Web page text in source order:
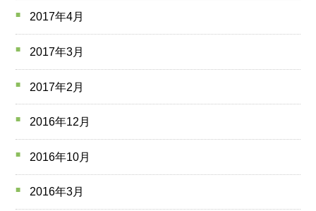
2017年4月
2017年3月
2017年2月
2016年12月
2016年10月
2016年3月